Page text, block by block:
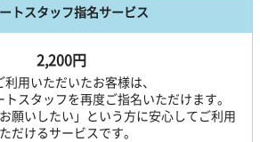
トスタッフ指名サービス
2,200円
利用いただいたお客様は、
スタッフを再度ご指名いただけます。
願いしたい」という方に安心してご利用
だけるサービスです。